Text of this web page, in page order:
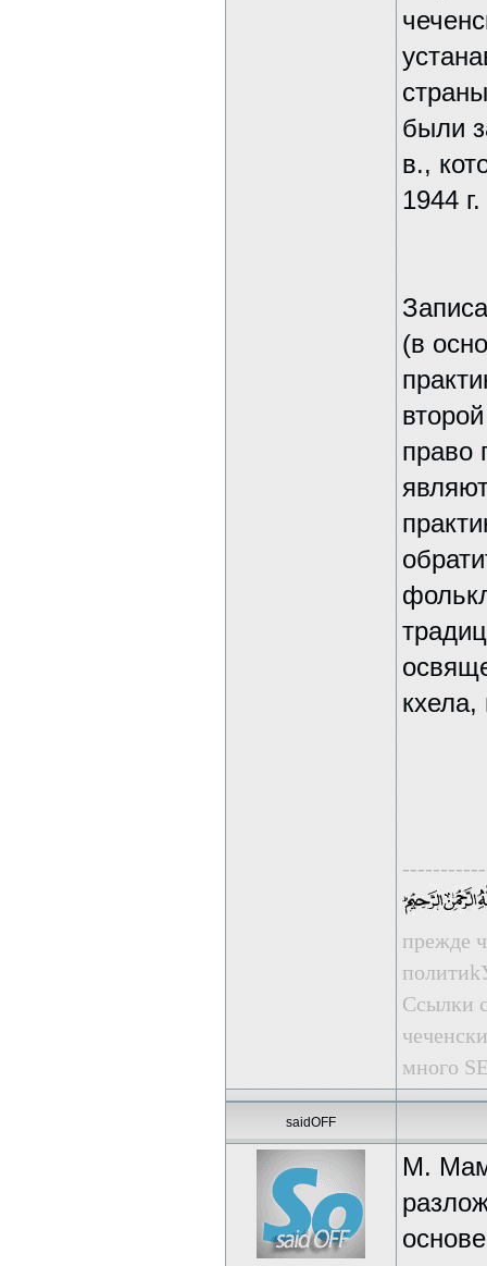
были
в.,
1944 г.
(в
право
прежде
Ссылки
много
saidOFF
М.